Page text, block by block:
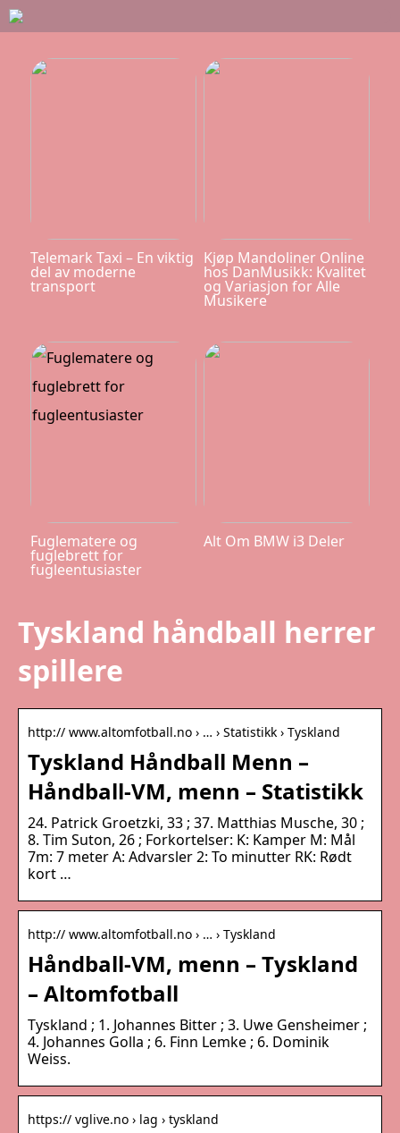
Telemark Taxi – En viktig
del av moderne
transport
Kjøp Mandoliner Online
hos DanMusikk: Kvalitet
og Variasjon for Alle
Musikere
Fuglematere og
fuglebrett for
fugleentusiaster
Alt Om BMW i3 Deler
Tyskland håndball herrer
spillere
http:// www.altomfotball.no › … › Statistikk › Tyskland
Tyskland Håndball Menn –
Håndball-VM, menn – Statistikk
24. Patrick Groetzki, 33 ; 37. Matthias Musche, 30 ;
8. Tim Suton, 26 ; Forkortelser: K: Kamper M: Mål
7m: 7 meter A: Advarsler 2: To minutter RK: Rødt
kort …
http:// www.altomfotball.no › … › Tyskland
Håndball-VM, menn – Tyskland
– Altomfotball
Tyskland ; 1. Johannes Bitter ; 3. Uwe Gensheimer ;
4. Johannes Golla ; 6. Finn Lemke ; 6. Dominik
Weiss.
https:// vglive.no › lag › tyskland